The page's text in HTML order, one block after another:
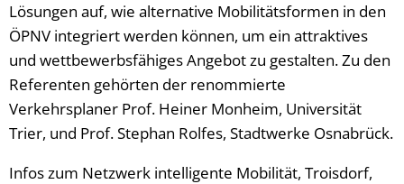
Lösungen auf, wie alternative Mobilitätsformen in den
ÖPNV integriert werden können, um ein attraktives
und wettbewerbsfähiges Angebot zu gestalten. Zu den
Referenten gehörten der renommierte
Verkehrsplaner Prof. Heiner Monheim, Universität
Trier, und Prof. Stephan Rolfes, Stadtwerke Osnabrück.
Infos zum Netzwerk intelligente Mobilität, Troisdorf,